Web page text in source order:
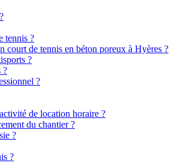
tennis ?
court de tennis en béton poreux à Hyères ?
?
?
?
de location horaire ?
du chantier ?
?
?